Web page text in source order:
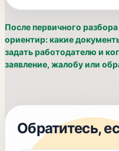
После первичного
ориентир: какие
задать работодателю и
заявление, жалобу или
Обратитесь,